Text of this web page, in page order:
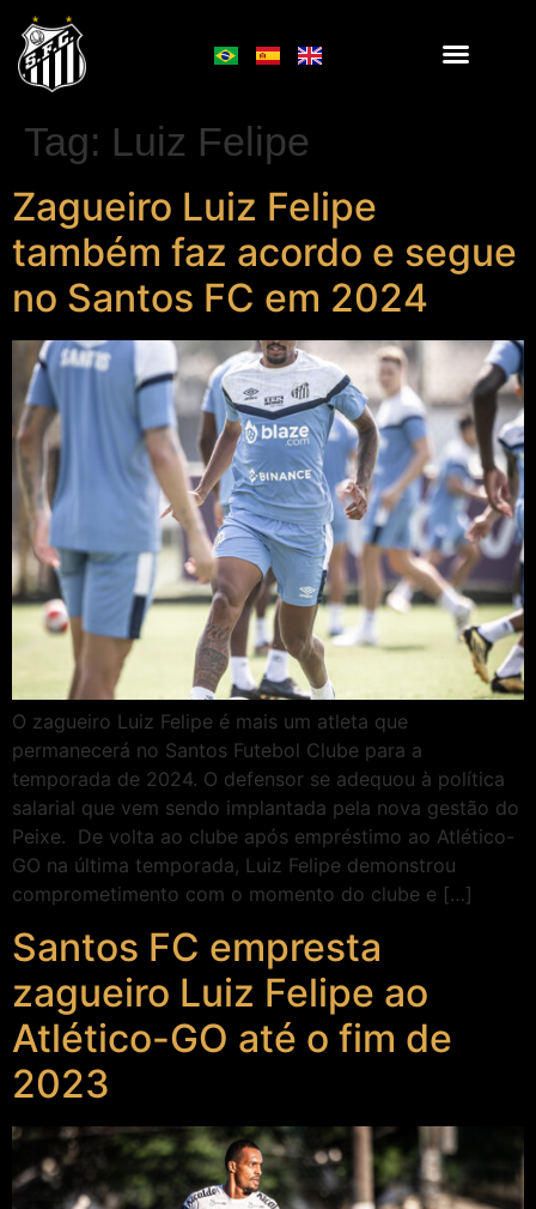
Tag: Luiz Felipe
Zagueiro Luiz Felipe
também faz acordo e segue
no Santos FC em 2024
O zagueiro Luiz Felipe é mais um atleta que
permanecerá no Santos Futebol Clube para a
temporada de 2024. O defensor se adequou à política
salarial que vem sendo implantada pela nova gestão do
Peixe. De volta ao clube após empréstimo ao Atlético-
GO na última temporada, Luiz Felipe demonstrou
comprometimento com o momento do clube e […]
Santos FC empresta
zagueiro Luiz Felipe ao
Atlético-GO até o fim de
2023